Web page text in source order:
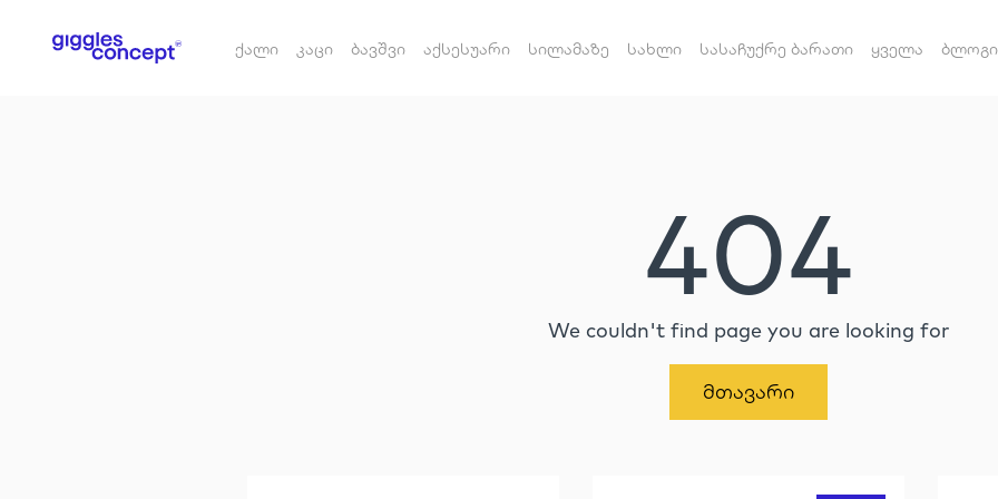
ქალი კაცი ბავშვი აქსესუარი სილამაზე სახლი სასაჩუქრე ბარათი ყველა ბლოგი
404
We couldn't find page you are looking for
Მთავარი